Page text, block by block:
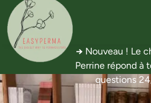
→ Nouveau ! Le
Perrine répond à
questions